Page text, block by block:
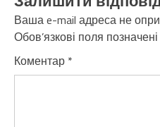
Ваша e-mail адреса не
Обов’язкові поля позначені
Коментар *